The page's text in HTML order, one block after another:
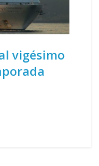
vigésimo